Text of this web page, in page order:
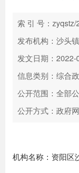
新闻中心
政务服务
高效办成一
索 引 号：
发布机构：沙头镇
发文日期：2022-
信息类别：综合
公开范围：全部
公开方式：政府
机构名称：资阳区